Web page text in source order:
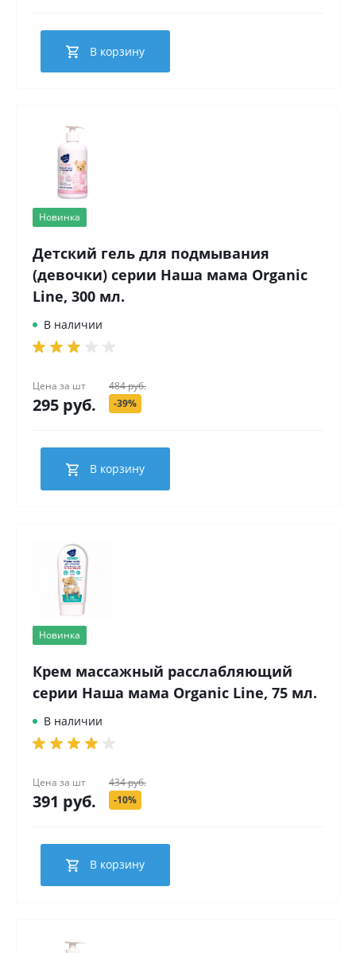
В корзину
Новинка
Детский гель для подмывания
(девочки) серии Наша мама Organic
Line, 300 мл.
В наличии
Цена за шт
295 руб.
484 руб.
-39%
В корзину
Новинка
Крем массажный расслабляющий
серии Наша мама Organic Line, 75 мл.
В наличии
Цена за шт
391 руб.
434 руб.
-10%
В корзину